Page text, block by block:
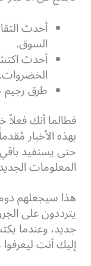
أحدث
السوق.
أحدث
الخضروات.
طرق رجيم
فطالما أنك
بهذه الأخبار
حتى يستفيد
المعلومات
هذا سيجعلهم
يترددون على
جديد، وعندما
إليك أنت